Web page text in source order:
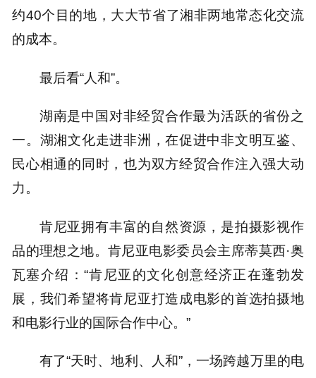
约40个目的地，大大节省了湘非两地常态化交流
的成本。
最后看“人和”。
湖南是中国对非经贸合作最为活跃的省份之
一。湖湘文化走进非洲，在促进中非文明互鉴、
民心相通的同时，也为双方经贸合作注入强大动
力。
肯尼亚拥有丰富的自然资源，是拍摄影视作
品的理想之地。肯尼亚电影委员会主席蒂莫西·奥
瓦塞介绍：“肯尼亚的文化创意经济正在蓬勃发
展，我们希望将肯尼亚打造成电影的首选拍摄地
和电影行业的国际合作中心。”
有了“天时、地利、人和”，一场跨越万里的电